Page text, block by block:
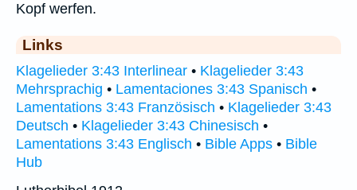
Kopf werfen.
Links
Klagelieder 3:43 Interlinear • Klagelieder 3:43
Mehrsprachig • Lamentaciones 3:43 Spanisch •
Lamentations 3:43 Französisch • Klagelieder 3:43
Deutsch • Klagelieder 3:43 Chinesisch •
Lamentations 3:43 Englisch • Bible Apps • Bible
Hub